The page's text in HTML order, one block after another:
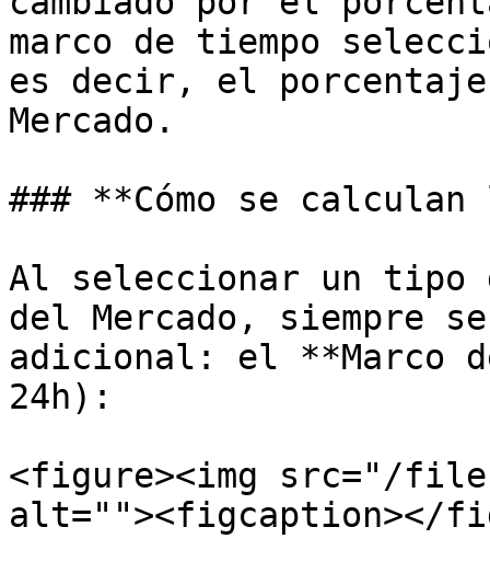
marco de tiempo
es decir, el
Mercado.
### **Cómo se
Al seleccionar un
del Mercado, siempre
adicional: el **Marco
24h):
<figure><img src="/files/
alt=""><figcaption></